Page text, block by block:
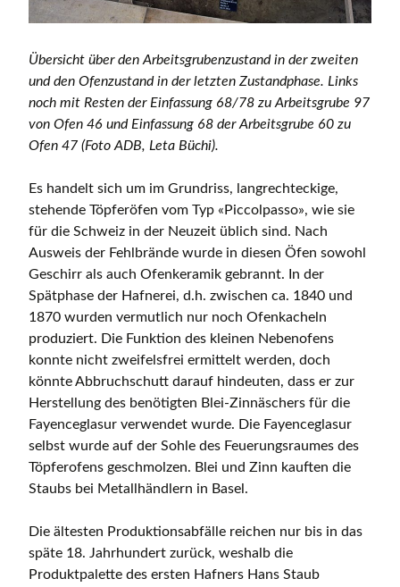
Übersicht über den Arbeitsgrubenzustand in der zweiten
und den Ofenzustand in der letzten Zustandphase. Links
noch mit Resten der Einfassung 68/78 zu Arbeitsgrube 97
von Ofen 46 und Einfassung 68 der Arbeitsgrube 60 zu
Ofen 47 (Foto ADB, Leta Büchi).
Es handelt sich um im Grundriss, langrechteckige,
stehende Töpferöfen vom Typ «Piccolpasso», wie sie
für die Schweiz in der Neuzeit üblich sind. Nach
Ausweis der Fehlbrände wurde in diesen Öfen sowohl
Geschirr als auch Ofenkeramik gebrannt. In der
Spätphase der Hafnerei, d.h. zwischen ca. 1840 und
1870 wurden vermutlich nur noch Ofenkacheln
produziert. Die Funktion des kleinen Nebenofens
konnte nicht zweifelsfrei ermittelt werden, doch
könnte Abbruchschutt darauf hindeuten, dass er zur
Herstellung des benötigten Blei-Zinnäschers für die
Fayenceglasur verwendet wurde. Die Fayenceglasur
selbst wurde auf der Sohle des Feuerungsraumes des
Töpferofens geschmolzen. Blei und Zinn kauften die
Staubs bei Metallhändlern in Basel.
Die ältesten Produktionsabfälle reichen nur bis in das
späte 18. Jahrhundert zurück, weshalb die
Produktpalette des ersten Hafners Hans Staub